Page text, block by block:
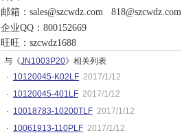
邮箱： sales@szcwdz.com
818@szcwdz.com
企业QQ ： 800152669
旺旺： szcwdz1688
与《JN1003P20》相关列表
· 10120045-K02LF 2017/1/12
· 10120045-401LF 2017/1/12
· 10018783-10200TLF 2017/1/12
· 10061913-110PLF 2017/1/12